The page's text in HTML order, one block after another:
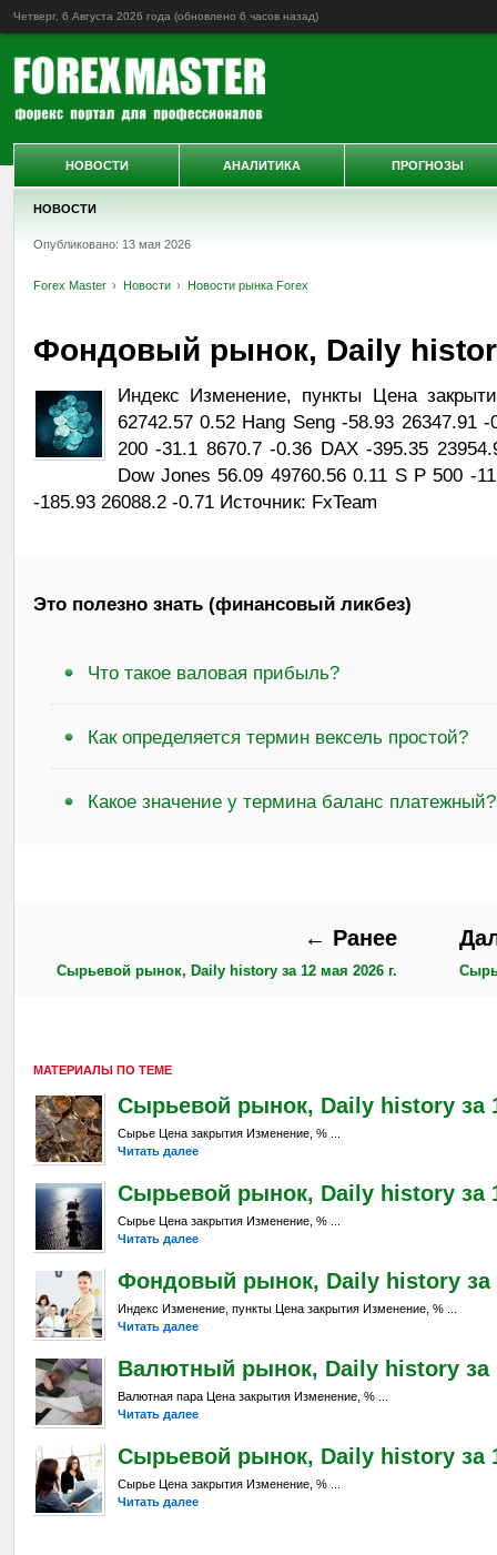
Четверг, 6 Августа 2026 года (обновлено 6 часов назад)
НОВОСТИ
Опубликовано: 13 мая 2026
Forex Master Новости Новости рынка Forex
Фондовый рынок, Daily
Индекс Изменение, пункты Цена
62742.57 0.52 Hang Seng -58.93 26347.91
200 -31.1 8670.7 -0.36 DAX -395.35
Dow Jones 56.09 49760.56 0.11 S P 500 -
-185.93 26088.2 -0.71 Источник: FxTeam
Это полезно знать (финансовый ликбез)
Что такое валовая прибыль?
Как определяется термин вексель простой?
Какое значение у термина баланс платежный?
← Ранее
Сырьевой рынок, Daily history за 12 мая 2026 г.
МАТЕРИАЛЫ ПО ТЕМЕ
Сырьевой рынок, Daily history за
Сырье Цена закрытия Изменение, % ...
Читать далее
Сырьевой рынок, Daily history за
Сырье Цена закрытия Изменение, % ...
Читать далее
Фондовый рынок, Daily history за
Индекс Изменение, пункты Цена закрытия Изменение, % ...
Читать далее
Валютный рынок, Daily history за
Валютная пара Цена закрытия Изменение, % ...
Читать далее
Сырьевой рынок, Daily history за
Сырье Цена закрытия Изменение, % ...
Читать далее
НОВОСТИ АНАЛИТИКА ПРОГНОЗЫ